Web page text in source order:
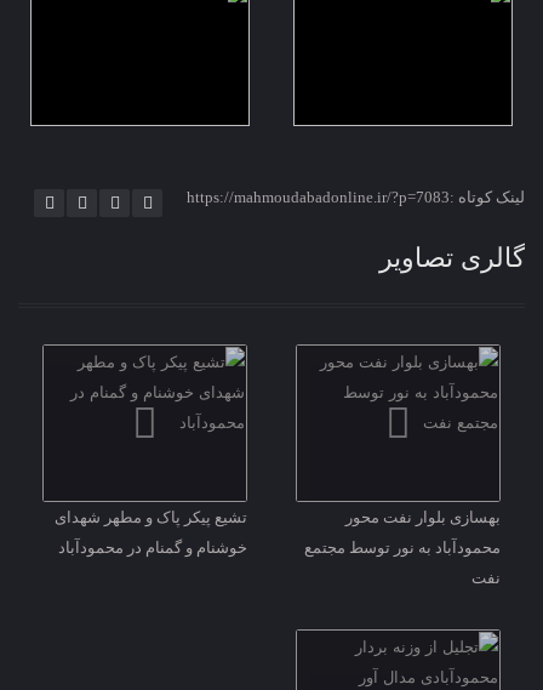
لینک کوتاه :https://mahmoudabadonline.ir/?p=7083
گالری تصاویر
بهسازی بلوار نفت محور
محمودآباد به نور توسط مجتمع
نفت
تشیع پیکر پاک و مطهر شهدای
خوشنام و گمنام در محمودآباد